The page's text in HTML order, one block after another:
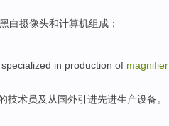
黑白摄像头和计算机组成；
specialized in production of magnifier
技术员及 从国外引进先进生产设备。